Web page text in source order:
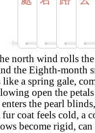
north wind rolls the
the Eighth-month
like a spring gale,
open the
the pearl
fur coat feels cold, a
become rigid,